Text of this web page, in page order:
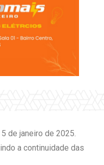
de janeiro de 2025.
a continuidade das